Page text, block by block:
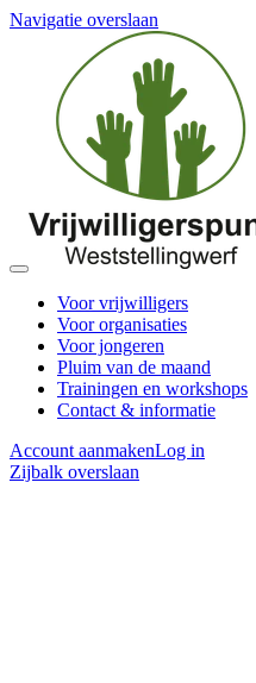
Navigatie overslaan
Voor vrijwilligers
Voor organisaties
Voor jongeren
Pluim van de maand
Trainingen en workshops
Contact & informatie
Account aanmakenLog in
Zijbalk overslaan